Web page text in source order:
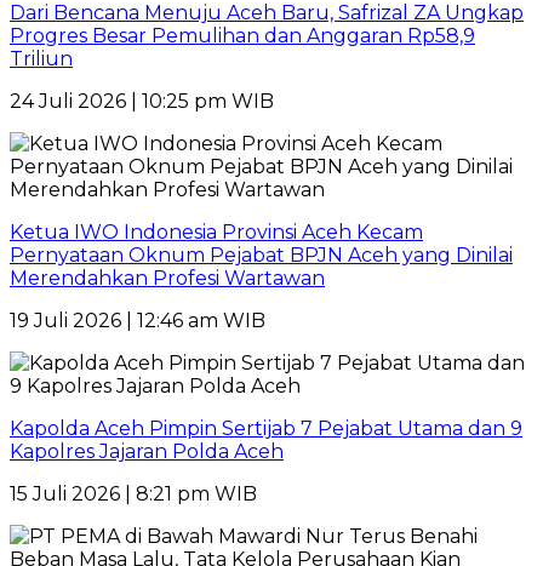
Dari Bencana Menuju Aceh Baru, Safrizal ZA Ungkap
Progres Besar Pemulihan dan Anggaran Rp58,9
Triliun
24 Juli 2026 | 10:25 pm WIB
Ketua IWO Indonesia Provinsi Aceh Kecam
Pernyataan Oknum Pejabat BPJN Aceh yang Dinilai
Merendahkan Profesi Wartawan
19 Juli 2026 | 12:46 am WIB
Kapolda Aceh Pimpin Sertijab 7 Pejabat Utama dan 9
Kapolres Jajaran Polda Aceh
15 Juli 2026 | 8:21 pm WIB